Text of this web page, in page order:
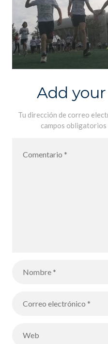
Add
Tu dirección de correo
campos obligatorios